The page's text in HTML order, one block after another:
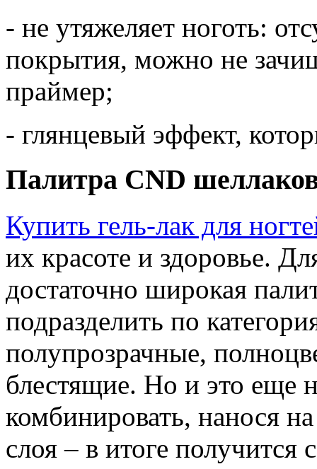
- не утяжеляет ноготь:
покрытия, можно не
праймер;
- глянцевый эффект,
Палитра CND
Купить гель-лак для
их красоте и здоровье.
достаточно широкая
подразделить по
полупрозрачные,
блестящие. Но и это еще
комбинировать, нанося
слоя – в итоге